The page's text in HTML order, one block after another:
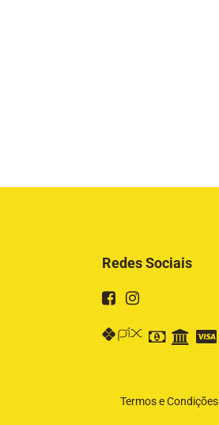
Redes Sociais
Termos e Condições